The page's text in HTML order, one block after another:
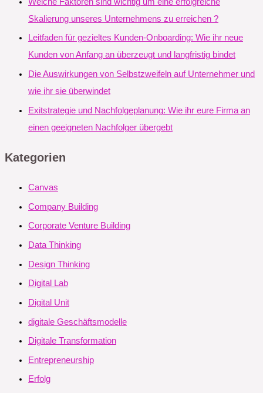
Skalierung unseres Unternehmens zu erreichen ?
Leitfaden für gezieltes Kunden-Onboarding: Wie ihr neue
Kunden von Anfang an überzeugt und langfristig bindet
Die Auswirkungen von Selbstzweifeln auf Unternehmer und
wie ihr sie überwindet
Exitstrategie und Nachfolgeplanung: Wie ihr eure Firma an
einen geeigneten Nachfolger übergebt
Kategorien
Canvas
Company Building
Corporate Venture Building
Data Thinking
Design Thinking
Digital Lab
Digital Unit
digitale Geschäftsmodelle
Digitale Transformation
Entrepreneurship
Erfolg